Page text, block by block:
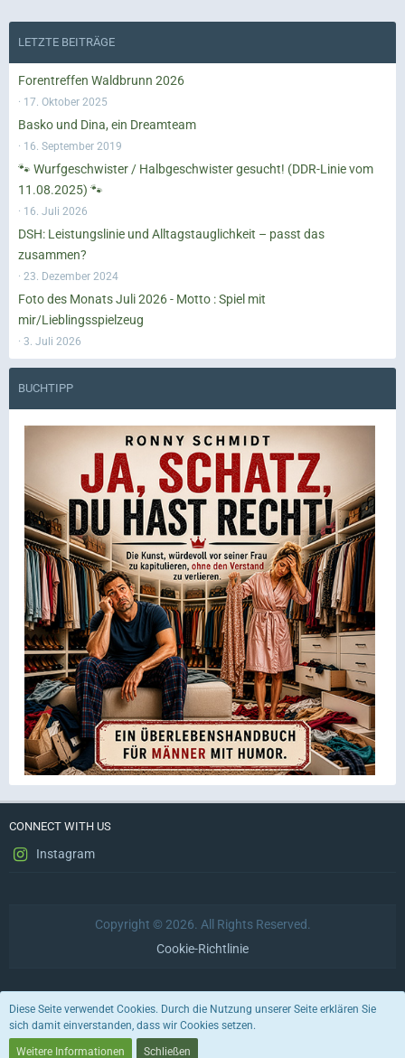
LETZTE BEITRÄGE
Forentreffen Waldbrunn 2026
17. Oktober 2025
Basko und Dina, ein Dreamteam
16. September 2019
🐾 Wurfgeschwister / Halbgeschwister gesucht! (DDR-Linie vom
11.08.2025) 🐾
16. Juli 2026
DSH: Leistungslinie und Alltagstauglichkeit – passt das
zusammen?
23. Dezember 2024
Foto des Monats Juli 2026 - Motto : Spiel mit
mir/Lieblingsspielzeug
3. Juli 2026
BUCHTIPP
CONNECT WITH US
Instagram
Copyright © 2026. All Rights Reserved.
Cookie-Richtlinie
Datenschutzerklärung Impressum Nutzungsbedingungen
Stil von:
Diese Seite verwendet Cookies. Durch die Nutzung unserer Seite erklären Sie
sich damit einverstanden, dass wir Cookies setzen.
Weitere Informationen Schließen